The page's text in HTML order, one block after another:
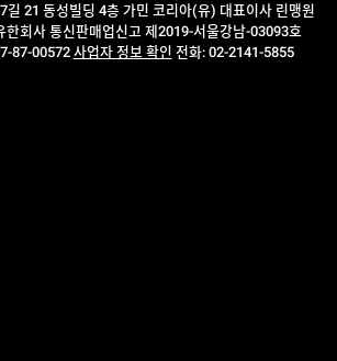
길 21 동성빌딩 4층 가민 코리아(유) 대표이사 린맹원
한회사 통신판매업신고 제2019-서울강남-03093호
87-00572사업자 정보 확인 전화: 02-2141-5855